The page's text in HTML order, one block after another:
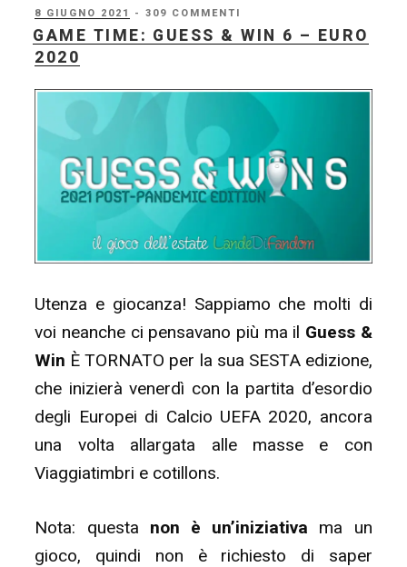
Wonder
#10
Cerimonia
chiusura
Guess
Win!”
PUBBLICATO
IL
8 GIUGNO 2021 - 309 COMMENTI
GAME TIME: GUESS & WIN 6 – EURO
2020
Utenza e giocanza! Sappiamo che molti di
voi neanche ci pensavano più ma il Guess &
Win È TORNATO per la sua SESTA edizione,
che inizierà venerdì con la partita d’esordio
degli Europei di Calcio UEFA 2020, ancora
una volta allargata alle masse e con
Viaggiatimbri e cotillons.
Nota: questa non è un’iniziativa ma un
gioco, quindi non è richiesto di saper